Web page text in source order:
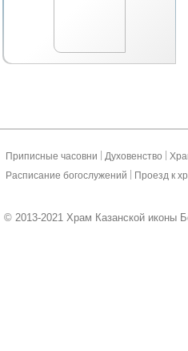
Приписные часовни Духовенство
Расписание богослужений
Проезд к
© 2013-2021 Храм Казанской иконы